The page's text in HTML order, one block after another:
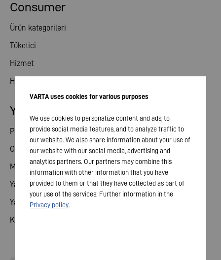
Consumer
Ürün kategorileri
Tüketici
Hizmet
Haberler
Yatırımcı ilişkileri
Paylaş
Genel toplantı
Mali takvim
Yayınlar
Yatırımcı iletişim
Kurumsal Yönetim
VARTA uses cookies for various purposes
We use cookies to personalize content and ads, to
provide social media features, and to analyze traffic to
our website. We also share information about your use of
our website with our social media, advertising and
analytics partners. Our partners may combine this
information with other information that you have
provided to them or that they have collected as part of
your use of the services. Further information in the
Privacy policy.